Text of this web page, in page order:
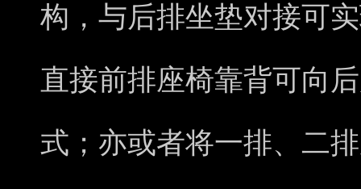
构，与后排坐垫对接可
直接前排座椅靠背可向
式；亦或者将一排、二